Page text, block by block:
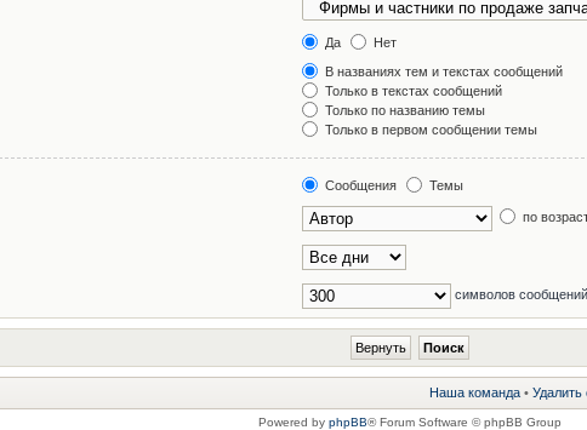
Да
Нет
В названиях тем и текстах сообщений
Только в текстах сообщений
Только по названию темы
Только в первом сообщении темы
Сообщения
Темы
по
символов сообщений
Наша команда •
Powered by phpBB® Forum Software © phpBB Group